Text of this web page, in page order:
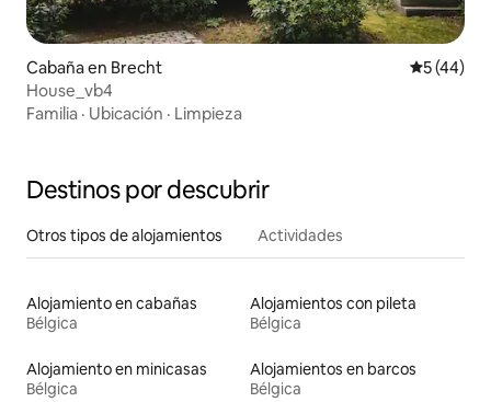
Cabaña en Brecht
5 (44)
House_vb4
Familia · Ubicación · Limpieza
Destinos por descubrir
Otros tipos de alojamientos Actividades
Alojamiento en cabañas
Bélgica
Alojamientos con pileta
Bélgica
Alojamiento en minicasas
Bélgica
Alojamientos en barcos
Bélgica